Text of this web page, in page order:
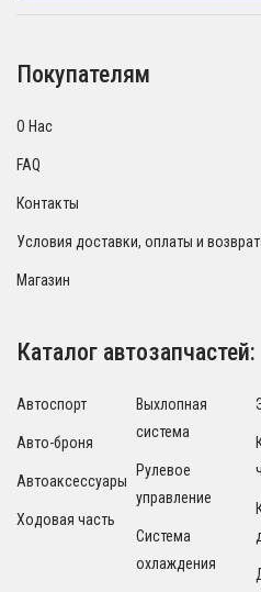
Покупателям
О Нас
FAQ
Контакты
Условия доставки, оплаты и
Магазин
Каталог автозапчастей:
Автоспорт
Авто-броня
Автоаксессуары
Ходовая часть
Выхлопная
система
Рулевое
управление
Система
охлаждения